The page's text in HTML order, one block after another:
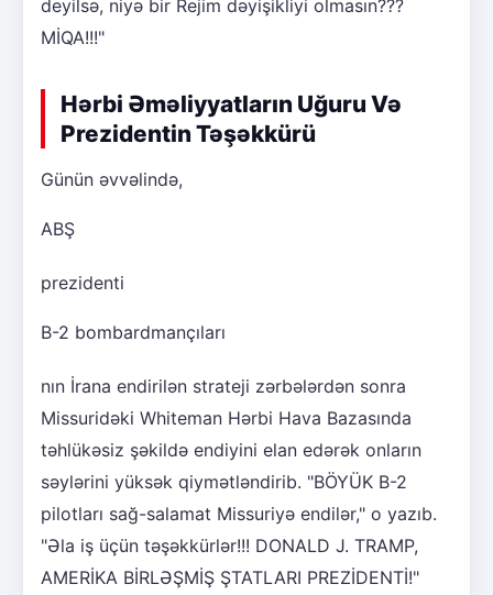
deyilsə, niyə bir Rejim dəyişikliyi olmasın???
MİQA!!!"
Hərbi Əməliyyatların Uğuru Və
Prezidentin Təşəkkürü
Günün əvvəlində,
ABŞ
prezidenti
B-2 bombardmançıları
nın İrana endirilən strateji zərbələrdən sonra
Missuridəki Whiteman Hərbi Hava Bazasında
təhlükəsiz şəkildə endiyini elan edərək onların
səylərini yüksək qiymətləndirib. "BÖYÜK B-2
pilotları sağ-salamat Missuriyə endilər," o yazıb.
"Əla iş üçün təşəkkürlər!!! DONALD J. TRAMP,
AMERİKA BİRLƏŞMİŞ ŞTATLARI PREZİDENTİ!"